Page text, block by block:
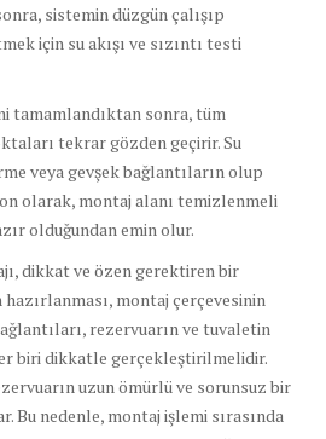
sistemin düzgün çalışıp
için su akışı ve sızıntı testi
tamamlandıktan sonra, tüm
tekrar gözden geçirir. Su
veya gevşek bağlantıların olup
olarak, montaj alanı temizlenmeli
olduğundan emin olur.
dikkat ve özen gerektiren bir
montaj çerçevesinin
rezervuarın ve tuvaletin
biri dikkatle gerçekleştirilmelidir.
uzun ömürlü ve sorunsuz bir
Bu nedenle, montaj işlemi sırasında